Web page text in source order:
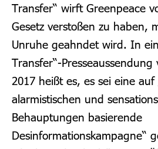
Transfer“ wirft Greenpeace
Gesetz verstoßen zu haben,
Unruhe geahndet wird. In
Transfer“-
2017 heißt es, es sei eine auf
alarmistischen und
Behauptungen basierende
Desinformationskampagne“